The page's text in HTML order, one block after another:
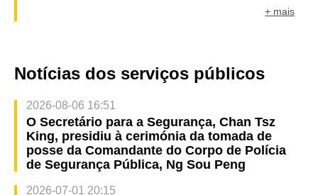
+ mais
Notícias dos serviços públicos
2026-08-06 16:51
O Secretário para a Segurança, Chan Tsz
King, presidiu à cerimónia da tomada de
posse da Comandante do Corpo de Polícia
de Segurança Pública, Ng Sou Peng
2026-07-01 20:15